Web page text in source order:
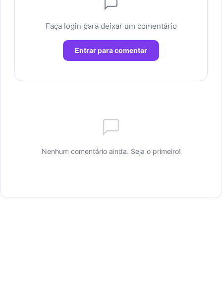
Faça login para deixar um comentário
Entrar para comentar
Nenhum comentário ainda. Seja o primeiro!